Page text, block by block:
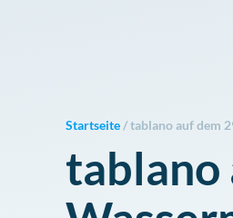
Startseite /tablano auf dem
tablano